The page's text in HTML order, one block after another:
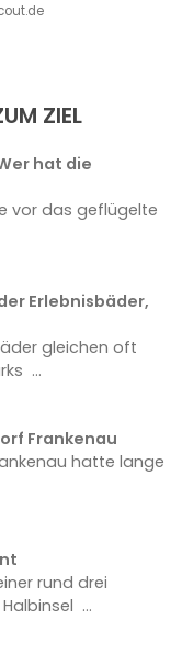
ZIEL
hat die
vor das geflügelte
Erlebnisbäder,
gleichen oft
...
Frankenau
hatte lange
rund drei
...